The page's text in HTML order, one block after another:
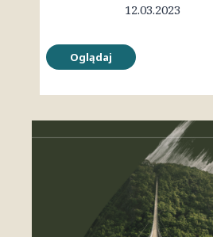
12.03.2023
Oglądaj